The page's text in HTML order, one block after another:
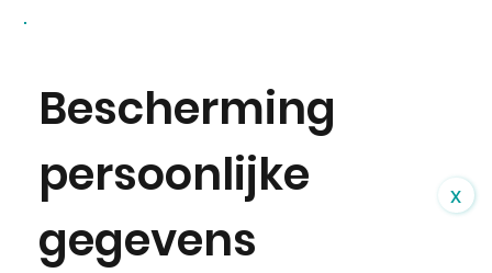
Bescherming
persoonlijke
gegevens
x